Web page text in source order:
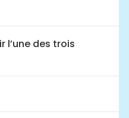
l’une des trois